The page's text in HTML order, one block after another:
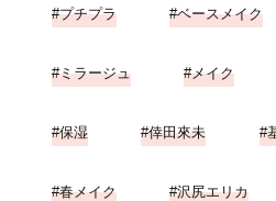
プチプラ ベースメイク
ミラージュ メイク
保湿 倖田來未
春メイク 沢尻エリカ